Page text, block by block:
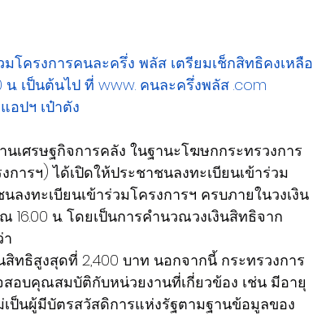
โครงการคนละครึ่ง พลัส เตรียมเช็กสิทธิคงเหลือ
. เป็นต้นไป ที่ www. คนละครึ่งพลัส .com
อปฯ เป๋าตัง
เศรษฐกิจการคลัง ในฐานะโฆษกกระทรวงการ
ารฯ) ได้เปิดให้ประชาชนลงทะเบียนเข้าร่วม
งทะเบียนเข้าร่วมโครงการฯ ครบภายในวงเงิน
16.00 น. โดยเป็นการคำนวณวงเงินสิทธิจาก
สิทธิสูงสุดที่ 2,400 บาท นอกจากนี้ กระทรวงการ
อบคุณสมบัติกับหน่วยงานที่เกี่ยวข้อง เช่น มีอายุ
ป็นผู้มีบัตรสวัสดิการแห่งรัฐตามฐานข้อมูลของ